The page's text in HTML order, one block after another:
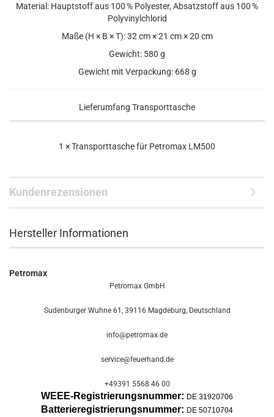
Material: Hauptstoff aus 100 % Polyester, Absatzstoff aus 100 %
Polyvinylchlorid
Maße (H × B × T): 32 cm × 21 cm × 20 cm
Gewicht: 580 g
Gewicht mit Verpackung: 668 g
Lieferumfang Transporttasche
1 × Transporttasche für Petromax LM500
Kundenrezensionen
Hersteller Informationen
Petromax
Petromax GmbH
Sudenburger Wuhne 61, 39116 Magdeburg, Deutschland
info@petromax.de
service@feuerhand.de
+49391 5568 46 00
WEEE-Registrierungsnummer: DE 31920706
Batterieregistrierungsnummer: DE 50710704